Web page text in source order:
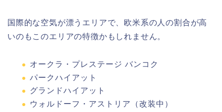
国際的な空気が漂うエリアで、欧米系の人の割合が高
いのもこのエリアの特徴かもしれません。
オークラ・プレステージ バンコク
パークハイアット
グランドハイアット
ウォルドーフ・アストリア（改装中）